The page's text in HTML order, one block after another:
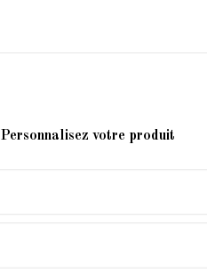
Personnalisez votre produit